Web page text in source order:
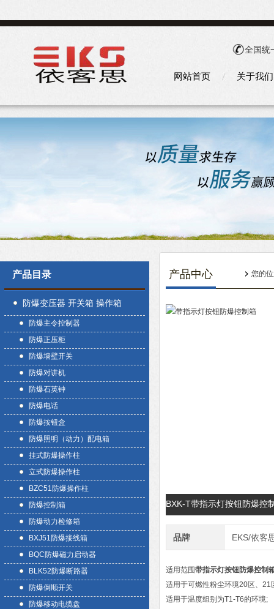
全国统
网站首页 关于我们
产品目录
防爆变压器 开关箱 操作箱
防爆主令控制器
防爆正压柜
防爆墙壁开关
防爆对讲机
防爆石英钟
防爆电话
防爆按钮盒
防爆照明（动力）配电箱
挂式防爆操作柱
立式防爆操作柱
BZC51防爆操作柱
防爆控制箱
防爆动力检修箱
BXJ51防爆接线箱
BQC防爆磁力启动器
BLK52防爆断路器
防爆倒顺开关
防爆移动电缆盘
产品中心 您的
BXK-T带指示灯按钮防爆控
品牌 EKS/依客
适用范围带指示灯按钮防爆控制
适用于可燃性粉尘环境20区、21
适用于温度组别为T1-T6的环境;